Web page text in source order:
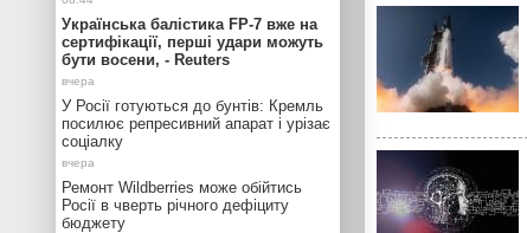
Українська балістика FP-7 вже на
сертифікації, перші удари можуть
бути восени, - Reuters
У Росії готуються до бунтів: Кремль
посилює репресивний апарат і урізає
соціалку
Ремонт Wildberries може обійтись
Росії в чверть річного дефіциту
бюджету